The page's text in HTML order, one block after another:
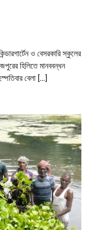
ও বেসরকারি স্কুলের
হিলিতে মানববন্ধন
বেলা […]